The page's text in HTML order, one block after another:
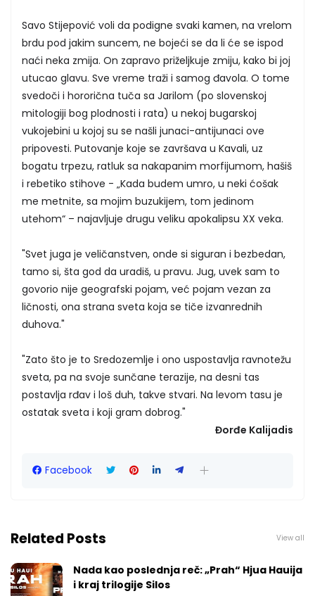
Savo Stijepović voli da podigne svaki kamen, na vrelom
brdu pod jakim suncem, ne bojeći se da li će se ispod
naći neka zmija. On zapravo priželjkuje zmiju, kako bi joj
utucao glavu. Sve vreme traži i samog đavola. O tome
svedoči i hororična tuča sa Jarilom (po slovenskoj
mitologiji bog plodnosti i rata) u nekoj bugarskoj
vukojebini u kojoj su se našli junaci-antijunaci ove
pripovesti. Putovanje koje se završava u Kavali, uz
bogatu trpezu, ratluk sa nakapanim morfijumom, hašiš
i rebetiko stihove - „Kada budem umro, u neki ćošak
me metnite, sa mojim buzukijem, tom jedinom
utehom“ – najavljuje drugu veliku apokalipsu XX veka.
"Svet juga je veličanstven, onde si siguran i bezbedan,
tamo si, šta god da uradiš, u pravu. Jug, uvek sam to
govorio nije geografski pojam, već pojam vezan za
ličnosti, ona strana sveta koja se tiče izvanrednih
duhova."
"Zato što je to Sredozemlje i ono uspostavlja ravnotežu
sveta, pa na svoje sunčane terazije, na desni tas
postavlja rđav i loš duh, takve stvari. Na levom tasu je
ostatak sveta i koji gram dobrog."
Đorđe Kalijadis
Facebook
Related Posts View all
Nada kao poslednja reč: „Prah“ Hjua Hauija
i kraj trilogije Silos